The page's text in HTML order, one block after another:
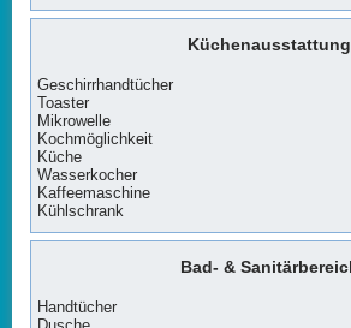
Küchenausstattung
Geschirrhandtücher
Toaster
Mikrowelle
Kochmöglichkeit
Küche
Wasserkocher
Kaffeemaschine
Kühlschrank
Bad- &
Handtücher